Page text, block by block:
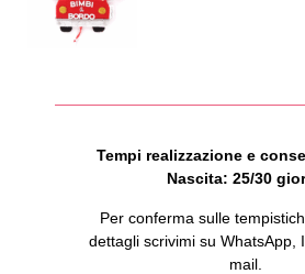
Tempi realizzazione e
Nascita: 25/30
Per conferma sulle
dettagli scrivimi su WhatsApp,
mail.